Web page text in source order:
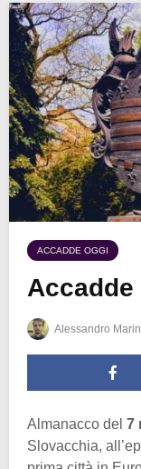
ACCADDE OGGI
Alessandro
Almanacco del 7
Slovacchia,